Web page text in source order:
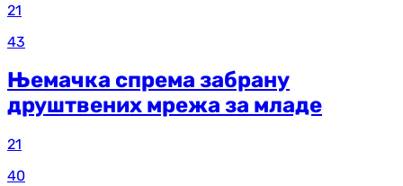
21
43
Њемачка спрема забрану
друштвених мрежа за младе
21
40